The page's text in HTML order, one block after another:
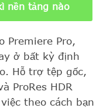
nền tảng nào
Premiere Pro,
ở bất kỳ định
Hỗ trợ tệp gốc,
ProRes HDR
theo cách bạn